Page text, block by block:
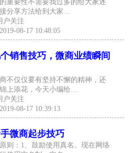
重要性不需要我过多的给大家述
分享方法给到大家…
户关注
08-17 10:48:05
销售技巧，微商业绩瞬间
不仅仅要有坚持不懈的精神，还
上添花，今天小编给…
户关注
08-17 10:39:13
微商起步技巧
则：1、鼓励使用真名。现在网络